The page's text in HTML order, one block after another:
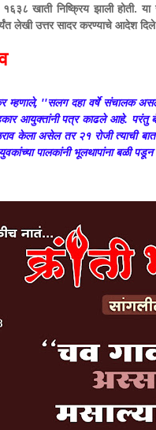
खाती निष्क्रिय झाली होती.
लेखी उत्तर सादर करण्याचे आदेश
म्हणाले, ''सलग दहा वर्षे संचालक
आयुक्तांनी पत्र काढले आहे. परंतु
केला असेल तर २१ रोजी त्याची
युवकांच्या पालकांनी भूलथापांना